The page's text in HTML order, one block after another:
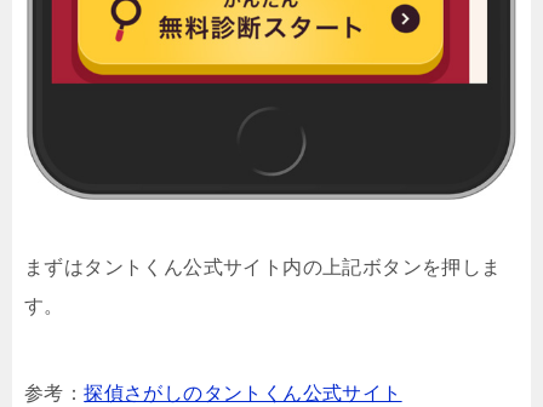
まずはタントくん公式サイト内の上記ボタンを押しま
す。
参考：探偵さがしのタントくん公式サイト